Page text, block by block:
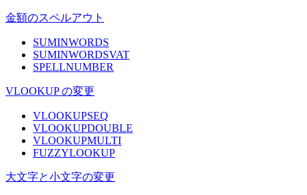
金額のスペルアウト
SUMINWORDS
SUMINWORDSVAT
SPELLNUMBER
VLOOKUP の変更
VLOOKUPSEQ
VLOOKUPDOUBLE
VLOOKUPMULTI
FUZZYLOOKUP
大文字と小文字の変更